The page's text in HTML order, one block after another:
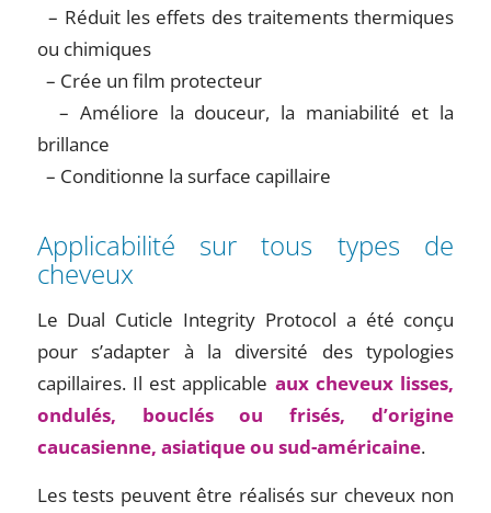
– Réduit les effets des traitements thermiques
ou chimiques
– Crée un film protecteur
– Améliore la douceur, la maniabilité et la
brillance
– Conditionne la surface capillaire
Applicabilité sur tous types de
cheveux
Le Dual Cuticle Integrity Protocol a été conçu
pour s’adapter à la diversité des typologies
capillaires. Il est applicable aux cheveux lisses,
ondulés, bouclés ou frisés, d’origine
caucasienne, asiatique ou sud-américaine.
Les tests peuvent être réalisés sur cheveux non